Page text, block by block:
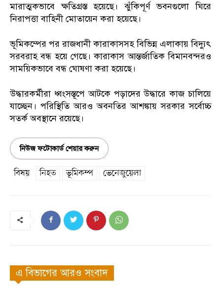
মারাত্মকভাবে ক্ষতিগ্রস্ত হয়েছে। ঝুঁকিপূর্ণ ভবনগুলো ঘিরে
নিরাপত্তা বাহিনী মোতায়েন করা হয়েছে।
ভূমিকম্পের পর রাজধানী কারাকাসসহ বিভিন্ন এলাকায় বিদ্যুৎ
সরবরাহ বন্ধ হয়ে গেছে। কারাকাস আন্তর্জাতিক বিমানবন্দরও
সাময়িকভাবে বন্ধ ঘোষণা করা হয়েছে।
উদ্ধারকর্মীরা ধ্বংসস্তূপে আটকে পড়াদের উদ্ধারে কাজ চালিয়ে
যাচ্ছেন। পরিস্থিতি আরও অবনতির আশঙ্কায় সরকার সর্বোচ্চ
সতর্ক অবস্থানে রয়েছে।
নিউজ ফটোকার্ড শেয়ার করুন
বিষয় নিহত ভূমিকম্প ভেনেজুয়েলা
এ বিভাগের আরও সংবাদ